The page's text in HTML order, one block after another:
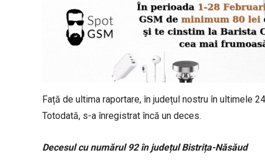
Față de ultima raportare, în județul nostru în ultimele
Totodată, s-a înregistrat încă un deces.
Decesul cu numărul 92 în județul Bistrița-Năsăud